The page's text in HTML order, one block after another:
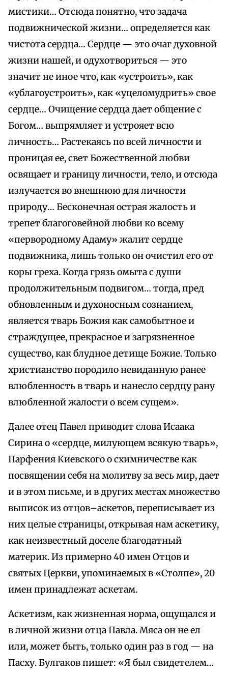
мистики… Отсюда понятно, что задача
подвижнической жизни… определяется как
чистота сердца… Сердце — это очаг духовной
жизни нашей, и одухотвориться — это
значит не иное что, как «устроить», как
«ублагоустроить», как «уцеломудрить» свое
сердце… Очищение сердца дает общение с
Богом… выпрямляет и устрояет всю
личность… Растекаясь по всей личности и
проницая ее, свет Божественной любви
освящает и границу личности, тело, и отсюда
излучается во внешнюю для личности
природу… Бесконечная острая жалость и
трепет благоговейной любви ко всему
«первородному Адаму» жалит сердце
подвижника, лишь только он очистил его от
коры греха. Когда грязь омыта с души
продолжительным подвигом… тогда, пред
обновленным и духоносным сознанием,
является тварь Божия как самобытное и
страждущее, прекрасное и загрязненное
существо, как блудное детище Божие. Только
христианство породило невиданную ранее
влюбленность в тварь и нанесло сердцу рану
влюбленной жалости о всем сущем».
Далее отец Павел приводит слова Исаака
Сирина о «сердце, милующем всякую тварь»,
Парфения Киевского о схимничестве как
посвящении себя на молитву за весь мир, дает
и в этом письме, и в других местах множество
выписок из отцов–аскетов, переписывает из
них целые страницы, открывая нам аскетику,
как неизвестный доселе благодатный
материк. Из примерно 40 имен Отцов и
святых Церкви, упоминаемых в «Столпе», 20
имен принадлежат аскетам.
Аскетизм, как жизненная норма, ощущался и
в личной жизни отца Павла. Мяса он не ел
или, может быть, только один раз в год — на
Пасху. Булгаков пишет: «Я был свидетелем…